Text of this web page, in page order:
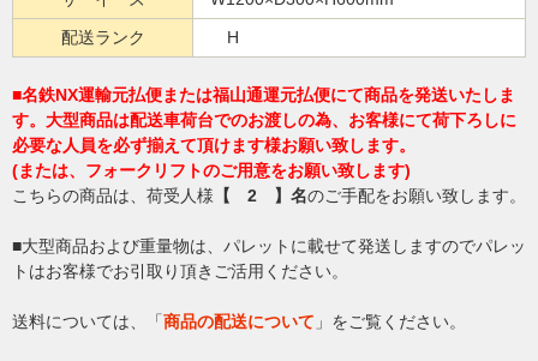
配送ランク
H
■名鉄NX運輸元払便または福山通運元払便にて商品を発送いたしま
す。大型商品は配送車荷台でのお渡しの為、お客様にて荷下ろしに
必要な人員を必ず揃えて頂けます様お願い致します。
(または、フォークリフトのご用意をお願い致します)
こちらの商品は、荷受人様 【 2 】名のご手配をお願い致します。
■大型商品および重量物は、パレットに載せて発送しますのでパレッ
トはお客様でお引取り頂きご活用ください。
送料については、「商品の配送について 」をご覧ください。